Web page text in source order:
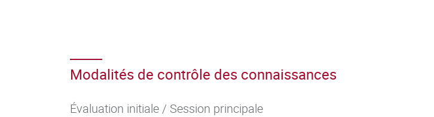
Modalités de contrôle des connaissances
Évaluation initiale / Session principale